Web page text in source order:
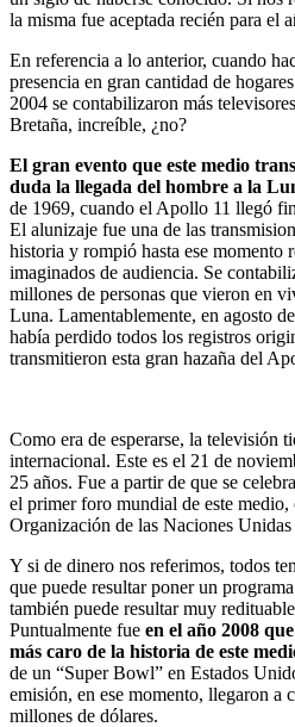
la misma fue aceptada recién para el
En referencia a lo anterior, cuando
presencia en gran cantidad de
2004 se contabilizaron más
Bretaña, increíble, ¿no?
El gran evento que este medio
duda la llegada del hombre a la
de 1969, cuando el Apollo 11 llegó
El alunizaje fue una de las
historia y rompió hasta ese momento
imaginados de audiencia. Se
millones de personas que vieron en
Luna. Lamentablemente, en agosto
había perdido todos los registros
transmitieron esta gran hazaña del
Como era de esperarse, la televisión
internacional. Este es el 21 de
25 años. Fue a partir de que se
el primer foro mundial de este medio,
Organización de las Naciones
Y si de dinero nos referimos, todos
que puede resultar poner un
también puede resultar muy
Puntualmente fue en el año 2008
más caro de la historia de este
de un “Super Bowl” en Estados
emisión, en ese momento, llegaron a
millones de dólares.